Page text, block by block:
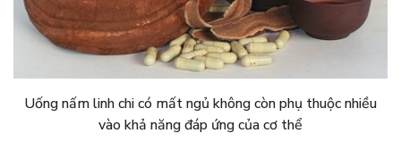
Uống nấm linh chi có mất ngủ không còn phụ thuộc nhiều
vào khả năng đáp ứng của cơ thể